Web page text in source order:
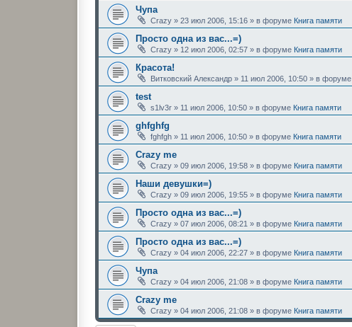
Чупа
Crazy »23 июл 2006, 15:16 » в форуме Книга памяти
Просто одна из вас...=)
Crazy » 12 июл 2006, 02:57 » в форуме Книга памяти
Красота!
Витковский Александр » 11 июл 2006, 10:50 » в форуме
test
s1lv3r » 11 июл 2006, 10:50 » в форуме Книга памяти
ghfghfg
fghfgh » 11 июл 2006, 10:50 » в форуме Книга памяти
Crazy me
Crazy »09 июл 2006, 19:58 » в форуме Книга памяти
Наши девушки=)
Crazy »09 июл 2006, 19:55 » в форуме Книга памяти
Просто одна из вас...=)
Crazy »07 июл 2006, 08:21 » в форуме Книга памяти
Просто одна из вас...=)
Crazy »04 июл 2006, 22:27 » в форуме Книга памяти
Чупа
Crazy »04 июл 2006, 21:08 » в форуме Книга памяти
Crazy me
Crazy »04 июл 2006, 21:08 » в форуме Книга памяти